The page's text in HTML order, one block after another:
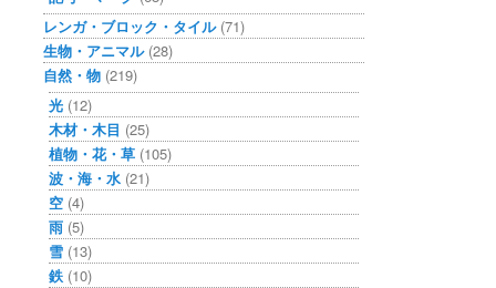
レンガ・ブロック・タイル(71)
生物・アニマル(28)
自然・物 (219)
光 (12)
木材・木目 (25)
植物・花・草 (105)
波・海・水 (21)
空 (4)
雨 (5)
雪 (13)
鉄 (10)